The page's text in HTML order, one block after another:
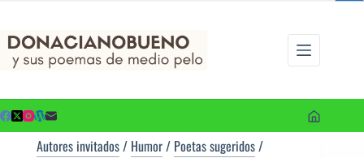
contenido
Autores invitados/ Humor/ Poetas sugeridos/